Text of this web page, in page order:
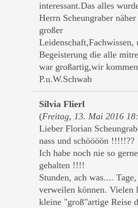
interessant.Das alles
Herrn Scheungraber
großer
Leidenschaft,Fachwissen,
Begeisterung die alle
war großartig,wir
P.u.W.Schwab
Silvia Flierl
(Freitag, 13. Mai 2016
Lieber Florian
nass und schöööön !!!!!??
Ich habe noch nie so
gehalten !!!!
Stunden, ach was....
verweilen können. Vielen
kleine "groß"artige Reise